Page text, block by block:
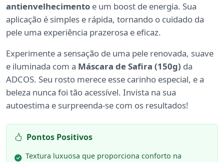
antienvelhecimento e um boost de energia. Sua
aplicação é simples e rápida, tornando o cuidado da
pele uma experiência prazerosa e eficaz.
Experimente a sensação de uma pele renovada, suave
e iluminada com a Máscara de Safira (150g) da
ADCOS. Seu rosto merece esse carinho especial, e a
beleza nunca foi tão acessível. Invista na sua
autoestima e surpreenda-se com os resultados!
Pontos Positivos
Textura luxuosa que proporciona conforto na